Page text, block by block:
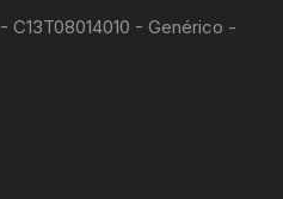
C13T08014010 - Genérico -